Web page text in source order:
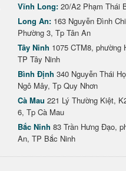
Vĩnh Long: 20/A2 Phạm Thái
Long An: 163 Nguyễn Đình
Phường 3, Tp Tân An
Tây Ninh 1075 CTM8, phường
TP Tây Ninh
Bình Định 340 Nguyễn Thái
Ngô Mây, Tp Quy Nhơn
Cà Mau 221 Lý Thường Kiệt,
6, Tp Cà Mau
Bắc Ninh 83 Trần Hưng Đạo,
An, TP Bắc Ninh